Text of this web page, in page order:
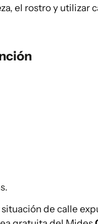
el rostro y utilizar
de calle